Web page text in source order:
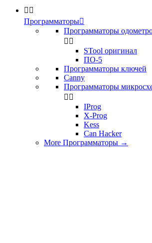
 
Программаторы
Программаторы
 
STool оригинал
ПО-5
Программаторы ключей
Canny
Программаторы
 
IProg
X-Prog
Kess
Can Hacker
More Программаторы →